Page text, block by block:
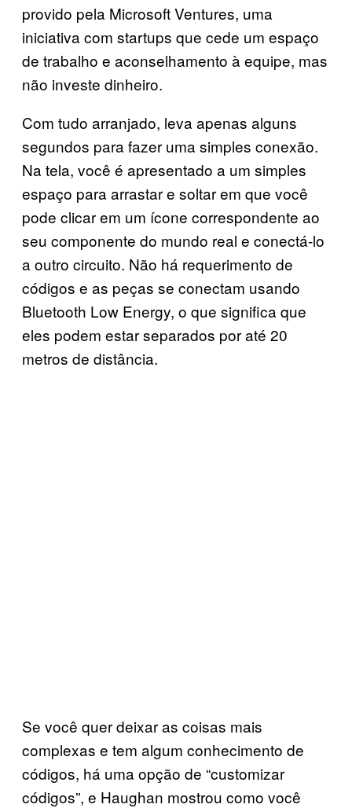
provido pela Microsoft Ventures, uma
iniciativa com startups que cede um espaço
de trabalho e aconselhamento à equipe, mas
não investe dinheiro.
Com tudo arranjado, leva apenas alguns
segundos para fazer uma simples conexão.
Na tela, você é apresentado a um simples
espaço para arrastar e soltar em que você
pode clicar em um ícone correspondente ao
seu componente do mundo real e conectá-lo
a outro circuito. Não há requerimento de
códigos e as peças se conectam usando
Bluetooth Low Energy, o que significa que
eles podem estar separados por até 20
metros de distância.
Se você quer deixar as coisas mais
complexas e tem algum conhecimento de
códigos, há uma opção de “customizar
códigos”, e Haughan mostrou como você